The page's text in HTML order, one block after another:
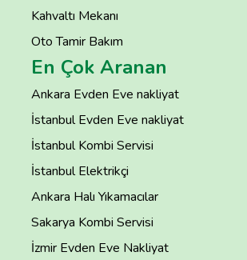
Kahvaltı Mekanı
Oto Tamir Bakım
En Çok Aranan
Ankara Evden Eve nakliyat
İstanbul Evden Eve nakliyat
İstanbul Kombi Servisi
İstanbul Elektrikçi
Ankara Halı Yıkamacılar
Sakarya Kombi Servisi
İzmir Evden Eve Nakliyat